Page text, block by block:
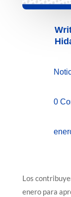
0
Los
enero para